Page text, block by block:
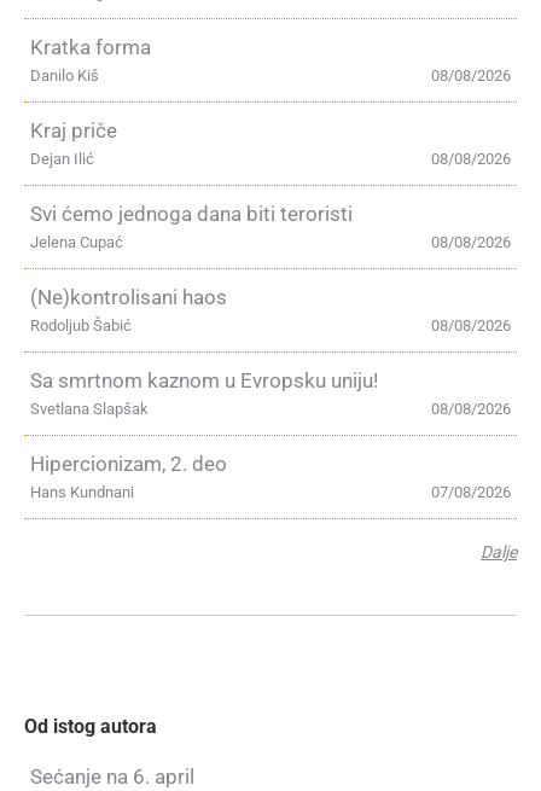
Kratka forma
08/08/2026
Danilo Kiš
Kraj priče
08/08/2026
Dejan Ilić
Svi ćemo jednoga dana biti teroristi
08/08/2026
Jelena Cupać
(Ne)kontrolisani haos
08/08/2026
Rodoljub Šabić
Sa smrtnom kaznom u Evropsku uniju!
08/08/2026
Svetlana Slapšak
Hipercionizam, 2. deo
07/08/2026
Hans Kundnani
Dalje
Od istog autora
Sećanje na 6. april